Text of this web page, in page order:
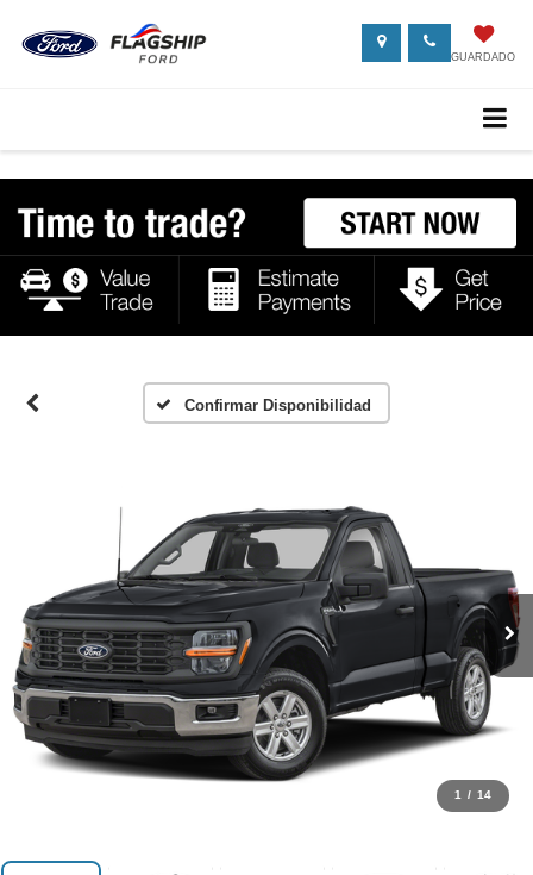
GUARDADO
Confirmar Disponibilidad
1 / 14